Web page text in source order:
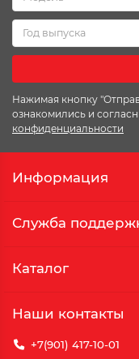
Нажимая кнопку
ознакомились и
конфиденциальности
Информация
Служба
Каталог
Наши контакты
+7(901) 417-10-01